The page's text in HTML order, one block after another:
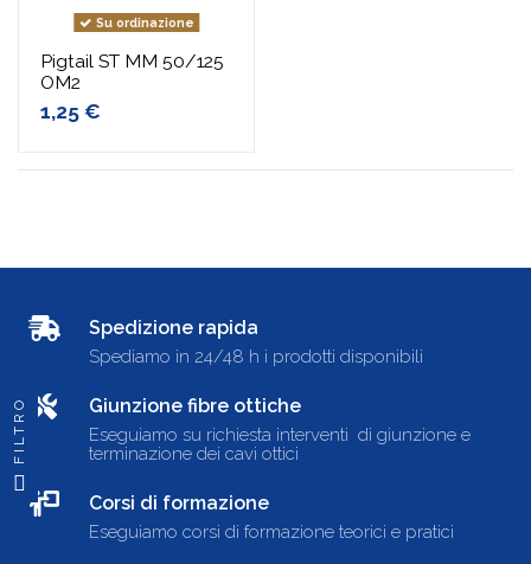
Su ordinazione
Pigtail ST MM 50/125
OM2
1,25 €
Spedizione rapida
Spediamo in 24/48 h i prodotti disponibili
Giunzione fibre ottiche
Eseguiamo su richiesta interventi di giunzione e
terminazione dei cavi ottici
Corsi di formazione
Eseguiamo corsi di formazione teorici e pratici
FILTRO